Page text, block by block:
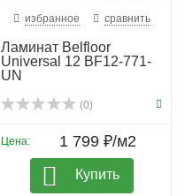
избранное сравнить
Ламинат Belfloor
Universal 12 BF12-771-
UN
(0)
Цена: 1 799 ₽/м2
Купить